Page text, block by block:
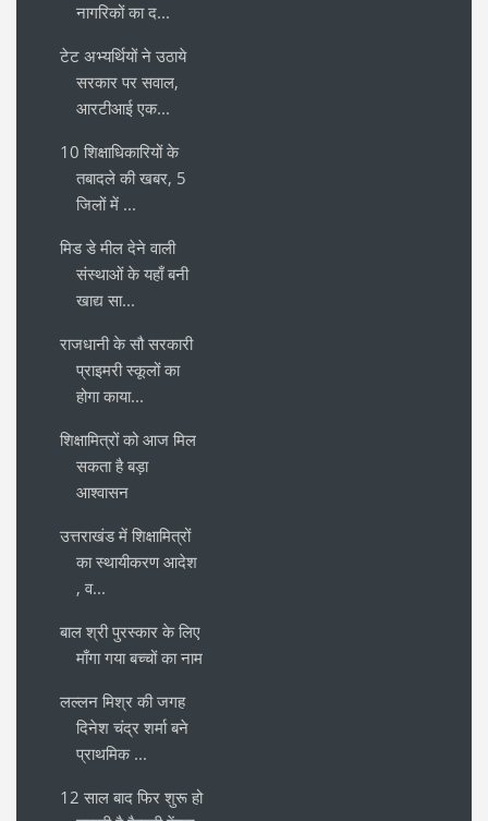
नागरिकों का द...
टेट अभ्यर्थियों ने उठाये
सरकार पर सवाल,
आरटीआई एक...
10 शिक्षाधिकारियों के
तबादले की खबर, 5
जिलों में ...
मिड डे मील देने वाली
संस्थाओं के यहाँ बनी
खाद्य सा...
राजधानी के सौ सरकारी
प्राइमरी स्कूलों का
होगा काया...
शिक्षामित्रों को आज मिल
सकता है बड़ा
आश्वासन
उत्तराखंड में शिक्षामित्रों
का स्थायीकरण आदेश
, व...
बाल श्री पुरस्कार के लिए
माँगा गया बच्चों का नाम
लल्लन मिश्र की जगह
दिनेश चंद्र शर्मा बने
प्राथमिक ...
12 साल बाद फिर शुरू हो